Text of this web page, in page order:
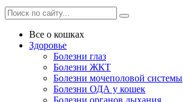
Все о кошках
Здоровье
Болезни глаз
Болезни ЖКТ
Болезни мочеполовой системы
Болезни ОДА у кошек
Болезни органов дыхания